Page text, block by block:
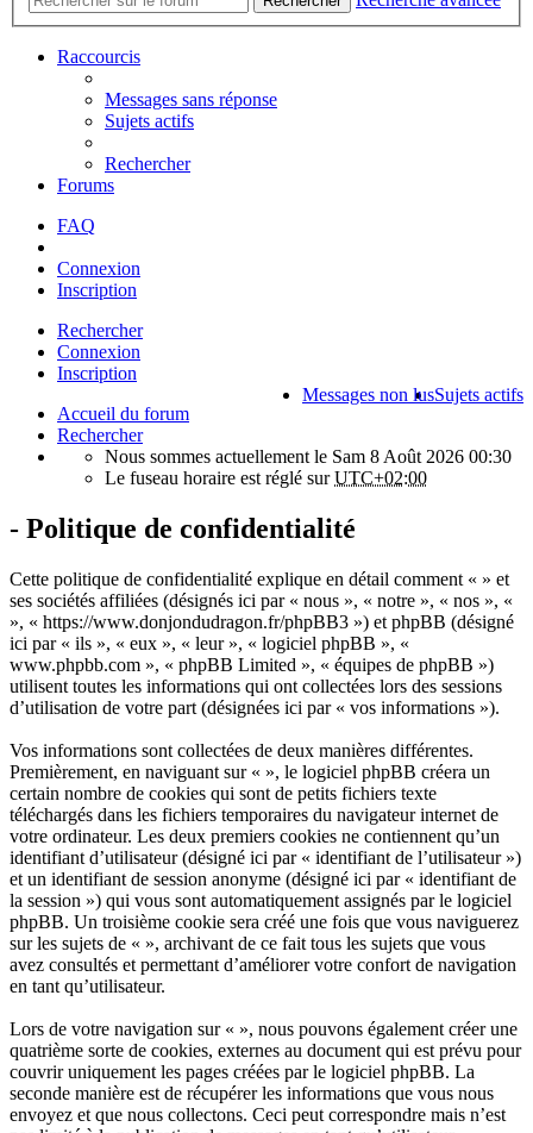
Raccourcis
Messages sans réponse
Sujets actifs
Rechercher
Forums
FAQ
Connexion
Inscription
Rechercher
Connexion
Inscription
Sujets actifs
Messages non lus
Accueil du forum
Rechercher
Nous sommes actuellement le Sam 8 Août 2026 00:30
Le fuseau horaire est réglé surUTC+02:00
- Politique de confidentialité
Cette politique de confidentialité explique en détail comment « » et
ses sociétés affiliées (désignés ici par « nous », « notre », « nos », «
», « https://www.donjondudragon.fr/phpBB3 ») et phpBB (désigné
ici par « ils », « eux », « leur », « logiciel phpBB », «
www.phpbb.com », « phpBB Limited », « équipes de phpBB »)
utilisent toutes les informations qui ont collectées lors des sessions
d’utilisation de votre part (désignées ici par « vos informations »).
Vos informations sont collectées de deux manières différentes.
Premièrement, en naviguant sur « », le logiciel phpBB créera un
certain nombre de cookies qui sont de petits fichiers texte
téléchargés dans les fichiers temporaires du navigateur internet de
votre ordinateur. Les deux premiers cookies ne contiennent qu’un
identifiant d’utilisateur (désigné ici par « identifiant de l’utilisateur »)
et un identifiant de session anonyme (désigné ici par « identifiant de
la session ») qui vous sont automatiquement assignés par le logiciel
phpBB. Un troisième cookie sera créé une fois que vous naviguerez
sur les sujets de « », archivant de ce fait tous les sujets que vous
avez consultés et permettant d’améliorer votre confort de navigation
en tant qu’utilisateur.
Lors de votre navigation sur « », nous pouvons également créer une
quatrième sorte de cookies, externes au document qui est prévu pour
couvrir uniquement les pages créées par le logiciel phpBB. La
seconde manière est de récupérer les informations que vous nous
envoyez et que nous collectons. Ceci peut correspondre mais n’est